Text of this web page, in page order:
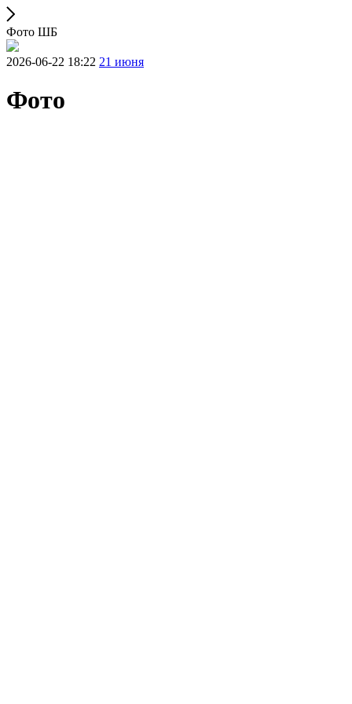
Фото ШБ
2026-06-22 18:22 21 июня
Фото